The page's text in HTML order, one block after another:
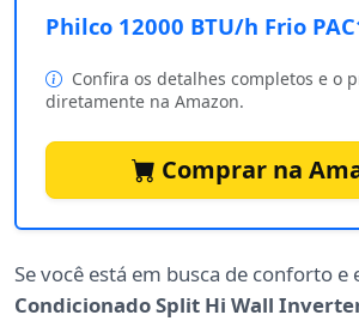
Philco 12000 BTU/h Frio
Confira os detalhes completos e o
diretamente na Amazon.
Comprar na
Se você está em busca de conforto e
Condicionado Split Hi Wall